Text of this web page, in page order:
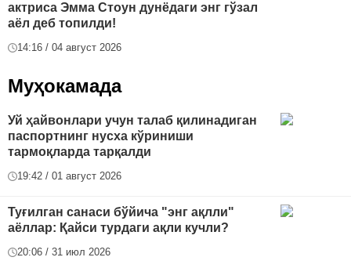
актриса Эмма Стоун дунёдаги энг гўзал
аёл деб топилди!
14:16 / 04 август 2026
Муҳокамада
Уй ҳайвонлари учун талаб қилинадиган
паспортнинг нусха кўриниши
тармоқларда тарқалди
19:42 / 01 август 2026
Туғилган санаси бўйича "энг ақлли"
аёллар: Қайси турдаги ақли кучли?
20:06 / 31 июл 2026